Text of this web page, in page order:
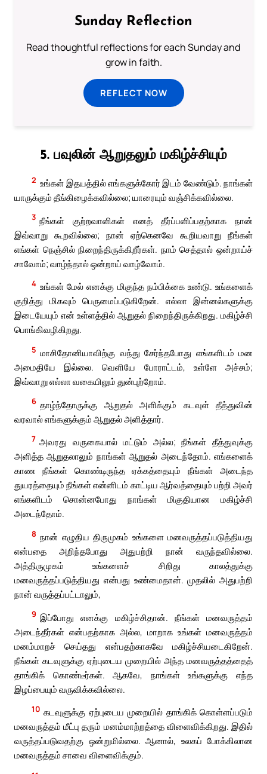
Sunday Reflection
Read thoughtful reflections for each Sunday and
grow in faith.
REFLECT NOW
5. பவுலின் ஆறுதலும் மகிழ்ச்சியும்
2 உங்கள் இதயத்தில் எங்களுக்கோர் இடம் வேண்டும். நாங்கள்
யாருக்கும் தீங்கிழைக்கவில்லை; யாரையும் வஞ்சிக்கவில்லை.
3 நீங்கள் குற்றவாளிகள் எனத் தீர்ப்பளிப்பதற்காக நான்
இவ்வாறு கூறவில்லை; நான் ஏற்கெனவே கூறியவாறு நீங்கள்
எங்கள் நெஞ்சில் நிறைந்திருக்கிறீர்கள். நாம் செத்தால் ஒன்றாய்ச்
சாவோம்; வாழ்ந்தால் ஒன்றாய் வாழ்வோம்.
4 உங்கள் மேல் எனக்கு மிகுந்த நம்பிக்கை உண்டு. உங்களைக்
குறித்து மிகவும் பெருமைப்படுகிறேன். எல்லா இன்னல்களுக்கு
இடையேயும் என் உள்ளத்தில் ஆறுதல் நிறைந்திருக்கிறது. மகிழ்ச்சி
பொங்கிவழிகிறது.
5 மாசிதோனியாவிற்கு வந்து சேர்ந்தபோது எங்களிடம் மன
அமைதியே இல்லை. வெளியே போராட்டம், உள்ளே அச்சம்;
இவ்வாறு எல்லா வகையிலும் துன்புற்றோம்.
6 தாழ்ந்தோருக்கு ஆறுதல் அளிக்கும் கடவுள் தீத்துவின்
வரவால் எங்களுக்கும் ஆறுதல் அளித்தார்.
7 அவரது வருகையால் மட்டும் அல்ல; நீங்கள் தீத்துவுக்கு
அளித்த ஆறுதலாலும் நாங்கள் ஆறுதல் அடைந்தோம். எங்களைக்
காண நீங்கள் கொண்டிருந்த ஏக்கத்தையும் நீங்கள் அடைந்த
துயரத்தையும் நீங்கள் என்னிடம் காட்டிய ஆர்வத்தையும் பற்றி அவர்
எங்களிடம் சொன்னபோது நாங்கள் மிகுதியான மகிழ்ச்சி
அடைந்தோம்.
8 நான் எழுதிய திருமுகம் உங்களை மனவருத்தப்படுத்தியது
என்பதை அறிந்தபோது அதுபற்றி நான் வருந்தவில்லை.
அத்திருமுகம் உங்களைச் சிறிது காலத்துக்கு
மனவருத்தப்படுத்தியது என்பது உண்மைதான். முதலில் அதுபற்றி
நான் வருத்தப்பட்டாலும்,
9 இப்போது எனக்கு மகிழ்ச்சிதான். நீங்கள் மனவருத்தம்
அடைந்தீர்கள் என்பதற்காக அல்ல, மாறாக உங்கள் மனவருத்தம்
மனம்மாறச் செய்தது என்பதற்காகவே மகிழ்ச்சியடைகிறேன்.
நீங்கள் கடவுளுக்கு ஏற்புடைய முறையில் அந்த மனவருத்தத்தைத்
தாங்கிக் கொண்டீர்கள். ஆகவே, நாங்கள் உங்களுக்கு எந்த
இழப்பையும் வருவிக்கவில்லை.
10 கடவுளுக்கு ஏற்புடைய முறையில் தாங்கிக் கொள்ளப்படும்
மனவருத்தம் மீட்பு தரும் மனம்மாற்றத்தை விளைவிக்கிறது. இதில்
வருத்தப்படுவதற்கு ஒன்றுமில்லை. ஆனால், உலகப் போக்கிலான
மனவருத்தம் சாவை விளைவிக்கும்.